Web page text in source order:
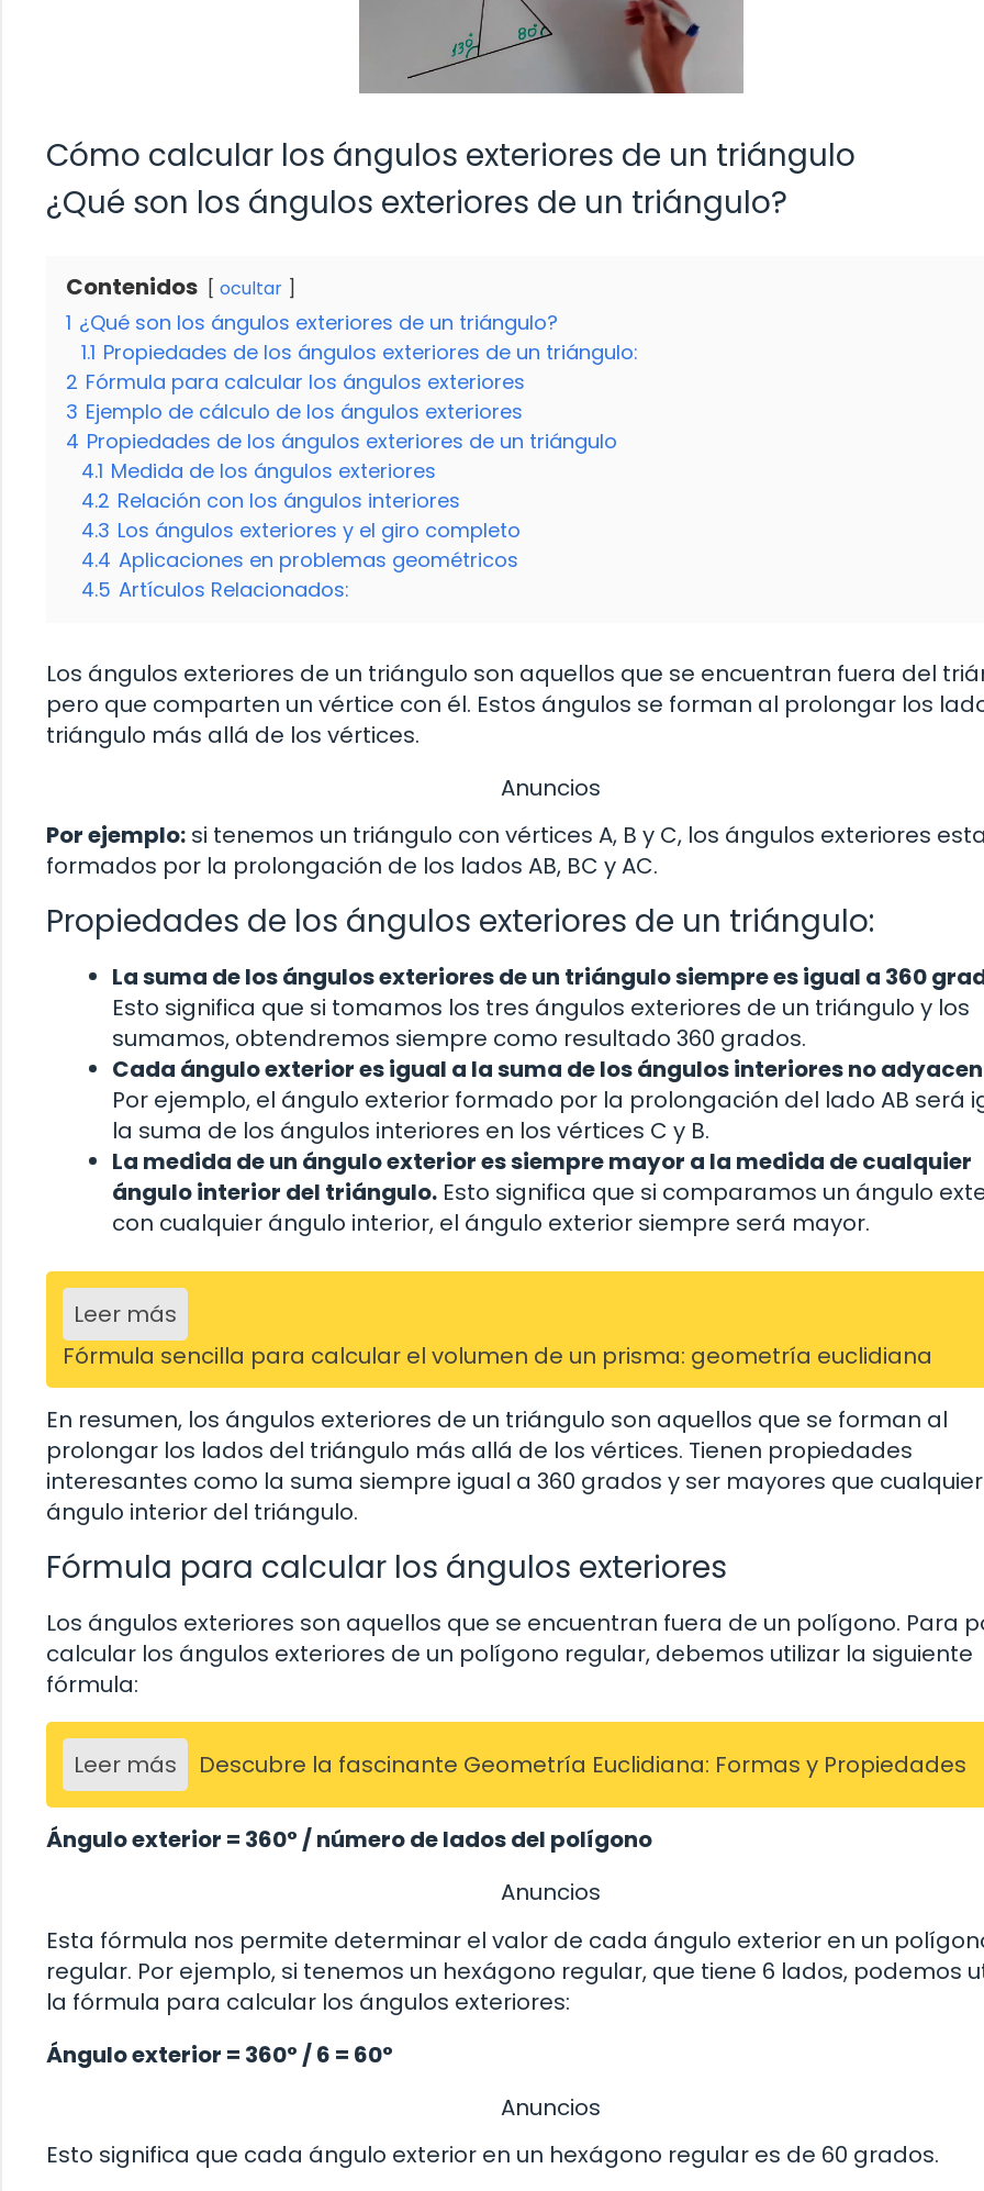
Cómo calcular los ángulos exteriores de un triángulo
¿Qué son los ángulos exteriores de un triángulo?
Contenidos ocultar
1 ¿Qué son los ángulos exteriores de un triángulo?
1.1 Propiedades de los ángulos exteriores de un triángulo:
2 Fórmula para calcular los ángulos exteriores
3 Ejemplo de cálculo de los ángulos exteriores
4 Propiedades de los ángulos exteriores de un triángulo
4.1 Medida de los ángulos exteriores
4.2 Relación con los ángulos interiores
4.3 Los ángulos exteriores y el giro completo
4.4 Aplicaciones en problemas geométricos
4.5 Artículos Relacionados:
Los ángulos exteriores de un triángulo son aquellos que se encuentran fuera del
pero que comparten un vértice con él. Estos ángulos se forman al prolongar los
triángulo más allá de los vértices.
Anuncios
Por ejemplo: si tenemos un triángulo con vértices A, B y C, los ángulos exteriores
formados por la prolongación de los lados AB, BC y AC.
Propiedades de los ángulos exteriores de un triángulo:
La suma de los ángulos exteriores de un triángulo siempre es igual a 360
Esto significa que si tomamos los tres ángulos exteriores de un triángulo y los
sumamos, obtendremos siempre como resultado 360 grados.
Cada ángulo exterior es igual a la suma de los ángulos interiores no
Por ejemplo, el ángulo exterior formado por la prolongación del lado AB será
la suma de los ángulos interiores en los vértices C y B.
La medida de un ángulo exterior es siempre mayor a la medida de cualquier
ángulo interior del triángulo. Esto significa que si comparamos un ángulo
con cualquier ángulo interior, el ángulo exterior siempre será mayor.
Leer más
Fórmula sencilla para calcular el volumen de un prisma: geometría euclidiana
En resumen, los ángulos exteriores de un triángulo son aquellos que se forman al
prolongar los lados del triángulo más allá de los vértices. Tienen propiedades
interesantes como la suma siempre igual a 360 grados y ser mayores que cualquier
ángulo interior del triángulo.
Fórmula para calcular los ángulos exteriores
Los ángulos exteriores son aquellos que se encuentran fuera de un polígono. Para
calcular los ángulos exteriores de un polígono regular, debemos utilizar la siguiente
fórmula:
Leer más Descubre la fascinante Geometría Euclidiana: Formas y Propiedades
Ángulo exterior = 360° / número de lados del polígono
Anuncios
Esta fórmula nos permite determinar el valor de cada ángulo exterior en un
regular. Por ejemplo, si tenemos un hexágono regular, que tiene 6 lados, podemos
la fórmula para calcular los ángulos exteriores:
Ángulo exterior = 360° / 6 = 60°
Anuncios
Esto significa que cada ángulo exterior en un hexágono regular es de 60 grados.